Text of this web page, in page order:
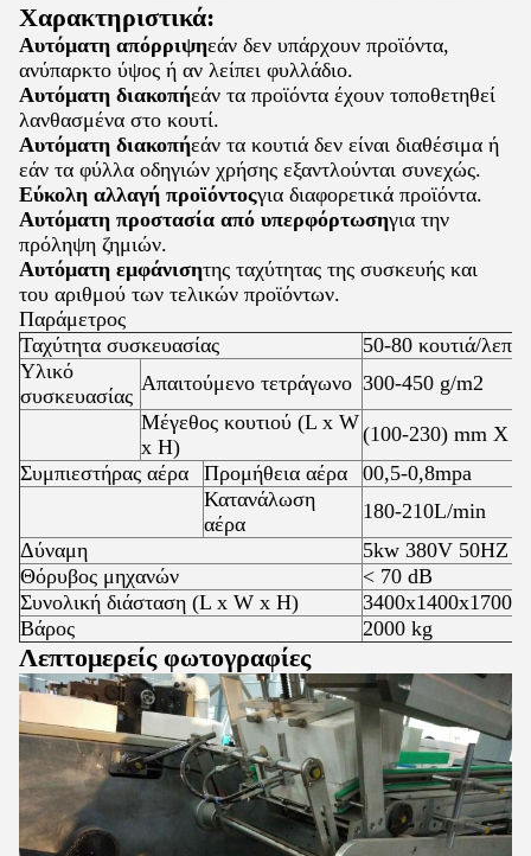
Χαρακτηριστικά:
Αυτόματη απόρριψηεάν δεν υπάρχουν προϊόντα,
ανύπαρκτο ύψος ή αν λείπει φυλλάδιο.
Αυτόματη διακοπήεάν τα προϊόντα έχουν τοποθετηθεί
λανθασμένα στο κουτί.
Αυτόματη διακοπήεάν τα κουτιά δεν είναι διαθέσιμα ή
εάν τα φύλλα οδηγιών χρήσης εξαντλούνται συνεχώς.
Εύκολη αλλαγή προϊόντοςγια διαφορετικά προϊόντα.
Αυτόματη προστασία από υπερφόρτωσηγια την
πρόληψη ζημιών.
Αυτόματη εμφάνισητης ταχύτητας της συσκευής και
του αριθμού των τελικών προϊόντων.
Παράμετρος
Ταχύτητα συσκευασίας
50-80 κουτιά/λεπτο
Υλικό
συσκευασίας
Απαιτούμενο τετράγωνο 300-450 g/m2
Μέγεθος κουτιού (L x W
x H)
(100-230) mm X
Συμπιεστήρας αέρα
Προμήθεια αέρα
00,5-0,8mpa
Κατανάλωση
αέρα
180-210L/min
Δύναμη
5kw 380V 50HZ
Θόρυβος μηχανών
< 70 dB
Συνολική διάσταση (L x W x H)
3400x1400x1700
Βάρος
2000 kg
Λεπτομερείς φωτογραφίες